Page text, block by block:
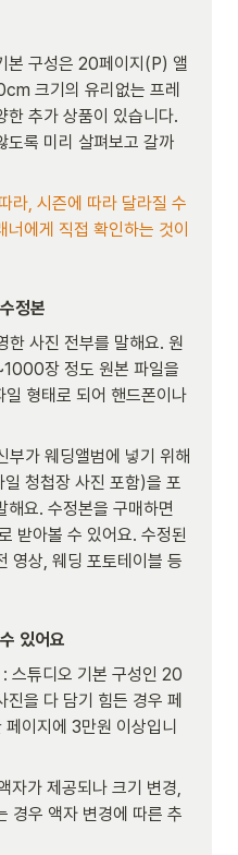
본 구성은 20페이지(P) 앨
크기의 유리없는 프레
한 추가 상품이 있습니다.
도록 미리 살펴보고 갈까
라, 시즌에 따라 달라질 수
에게 직접 확인하는 것이
정본
한 사진 전부를 말해요. 원
장 정도 원본 파일을
형태로 되어 핸드폰이나
부가 웨딩앨범에 넣기 위해
청첩장 사진 포함)을 포
해요. 수정본을 구매하면
받아볼 수 있어요. 수정된
영상, 웨딩 포토테이블 등
있어요
: 스튜디오 기본 구성인 20
을 다 담기 힘든 경우 페
이지에 3만원 이상입니
자가 제공되나 크기 변경,
경우 액자 변경에 따른 추